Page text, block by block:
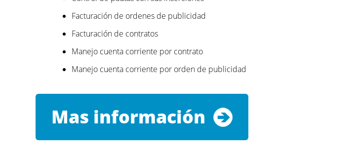
Facturación de ordenes de publicidad
Facturación de contratos
Manejo cuenta corriente por contrato
Manejo cuenta corriente por orden de publicidad
Mas información